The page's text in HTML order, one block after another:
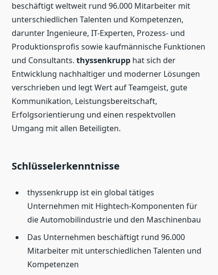
beschäftigt weltweit rund 96.000 Mitarbeiter mit
unterschiedlichen Talenten und Kompetenzen,
darunter Ingenieure, IT-Experten, Prozess- und
Produktionsprofis sowie kaufmännische Funktionen
und Consultants. thyssenkrupp hat sich der
Entwicklung nachhaltiger und moderner Lösungen
verschrieben und legt Wert auf Teamgeist, gute
Kommunikation, Leistungsbereitschaft,
Erfolgsorientierung und einen respektvollen
Umgang mit allen Beteiligten.
Schlüsselerkenntnisse
thyssenkrupp ist ein global tätiges
Unternehmen mit Hightech-Komponenten für
die Automobilindustrie und den Maschinenbau
Das Unternehmen beschäftigt rund 96.000
Mitarbeiter mit unterschiedlichen Talenten und
Kompetenzen